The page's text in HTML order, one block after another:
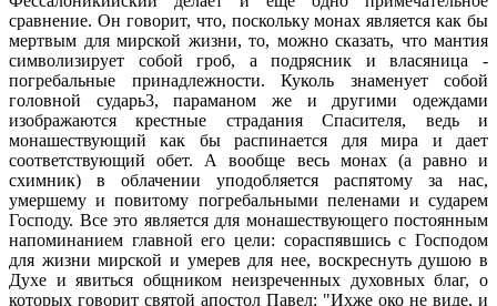
сравнение. Он говорит, что, поскольку монах является как бы
мертвым для мирской жизни, то, можно сказать, что мантия
символизирует собой гроб, а подрясник и власяница -
погребальные принадлежности. Куколь знаменует собой
головной сударь3, параманом же и другими одеждами
изображаются крестные страдания Спасителя, ведь и
монашествующий как бы распинается для мира и дает
соответствующий обет. А вообще весь монах (а равно и
схимник) в облачении уподобляется распятому за нас,
умершему и повитому погребальными пеленами и сударем
Господу. Все это является для монашествующего постоянным
напоминанием главной его цели: сораспявшись с Господом
для жизни мирской и умерев для нее, воскреснуть душою в
Духе и явиться общником неизреченных духовных благ, о
которых говорит святой апостол Павел: "Ихже око не виде, и